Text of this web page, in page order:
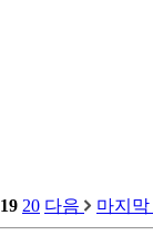
19 20 다음 마지막